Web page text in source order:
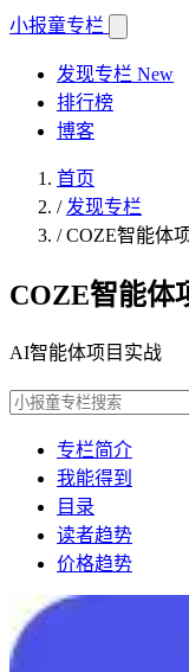
小报童专栏
发现专栏 New
排行榜
博客
首页
/ 发现专栏
/COZE智能体
COZE智能体
AI智能体项目实战
专栏简介
我能得到
目录
读者趋势
价格趋势